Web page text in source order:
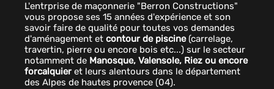
L'entrprise de maçonnerie "Berron Constructions"
vous propose ses 15 années d'expérience et son
savoir faire de qualité pour toutes vos demandes
d'aménagement et contour de piscine(carrelage,
travertin, pierre ou encore bois etc...) sur le secteur
notamment de Manosque, Valensole, Riez ou encore
forcalquieret leurs alentours dans le département
des Alpes de hautes provence (04).